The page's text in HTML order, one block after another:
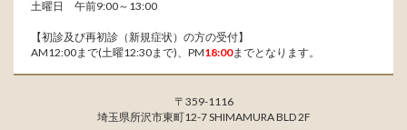
土曜日 午前9:00～13:00
【初診及び再初診（新規症状）の方の受付】
AM12:00まで(土曜12:30まで)、PM18:00までとなります。
〒359-1116
埼玉県所沢市東町12-7 SHIMAMURA BLD 2F